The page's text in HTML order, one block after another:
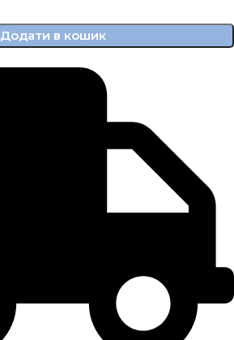
Додати в кошик